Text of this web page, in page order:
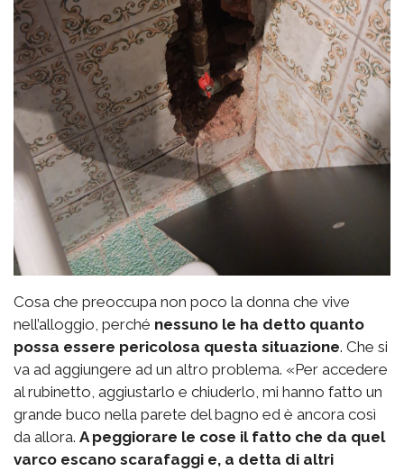
Cosa che preoccupa non poco la donna che vive
nell’alloggio, perché nessuno le ha detto quanto
possa essere pericolosa questa situazione. Che si
va ad aggiungere ad un altro problema. «Per accedere
al rubinetto, aggiustarlo e chiuderlo, mi hanno fatto un
grande buco nella parete del bagno ed è ancora così
da allora. A peggiorare le cose il fatto che da quel
varco escano scarafaggi e, a detta di altri